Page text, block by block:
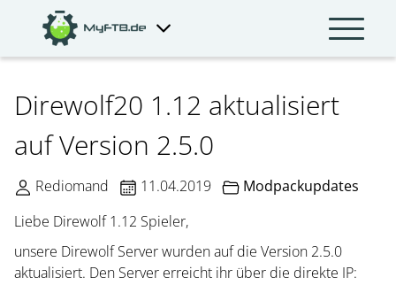
Direwolf20 1.12 aktualisiert
auf Version 2.5.0
Rediomand 11.04.2019
Modpackupdates
Liebe Direwolf 1.12 Spieler,
unsere Direwolf Server wurden auf die Version 2.5.0
aktualisiert. Den Server erreicht ihr über die direkte IP: